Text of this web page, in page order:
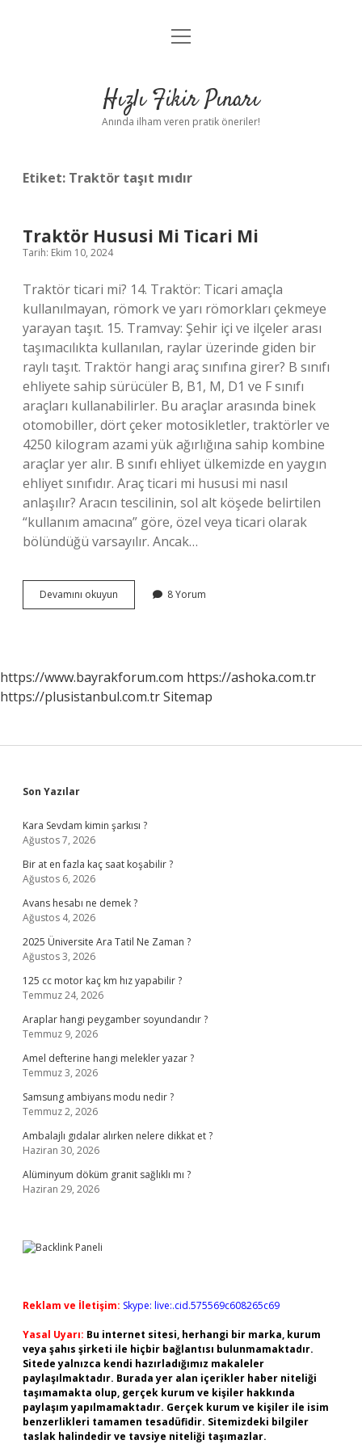
Anasayfa
Yasal Uyarı
menüyü
Hızlı Fikir Pınarı
Anında ilham veren pratik öneriler!
Etiket: Traktör taşıt mıdır
Traktör Hususi Mi Ticari Mi
Tarih: Ekim 10, 2024
Traktör ticari mi? 14. Traktör: Ticari amaçla
kullanılmayan, römork ve yarı römorkları çekmeye
yarayan taşıt. 15. Tramvay: Şehir içi ve ilçeler arası
taşımacılıkta kullanılan, raylar üzerinde giden bir
raylı taşıt. Traktör hangi araç sınıfına girer? B sınıfı
ehliyete sahip sürücüler B, B1, M, D1 ve F sınıfı
araçları kullanabilirler. Bu araçlar arasında binek
otomobiller, dört çeker motosikletler, traktörler ve
4250 kilogram azami yük ağırlığına sahip kombine
araçlar yer alır. B sınıfı ehliyet ülkemizde en yaygın
ehliyet sınıfıdır. Araç ticari mi hususi mi nasıl
anlaşılır? Aracın tescilinin, sol alt köşede belirtilen
“kullanım amacına” göre, özel veya ticari olarak
bölündüğü varsayılır. Ancak…
Devamını okuyun
Hususi
8 Yorum
https://www.bayrakforum.com https://ashoka.com.tr
https://plusistanbul.com.trSitemap
Sidebar
Son Yazılar
Kara Sevdam kimin şarkısı ?
Ağustos 7, 2026
Bir at en fazla kaç saat koşabilir ?
Ağustos 6, 2026
Avans hesabı ne demek ?
Ağustos 4, 2026
2025 Üniversite Ara Tatil Ne Zaman ?
Ağustos 3, 2026
125 cc motor kaç km hız yapabilir ?
Temmuz 24, 2026
Araplar hangi peygamber soyundandır ?
Temmuz 9, 2026
Amel defterine hangi melekler yazar ?
Temmuz 3, 2026
Samsung ambiyans modu nedir ?
Temmuz 2, 2026
Ambalajlı gıdalar alırken nelere dikkat et ?
Haziran 30, 2026
Alüminyum döküm granit sağlıklı mı ?
Haziran 29, 2026
Reklam ve İletişim: Skype: live:.cid.575569c608265c69
Yasal Uyarı: Bu internet sitesi, herhangi bir marka, kurum
veya şahıs şirketi ile hiçbir bağlantısı bulunmamaktadır.
Sitede yalnızca kendi hazırladığımız makaleler
paylaşılmaktadır. Burada yer alan içerikler haber niteliği
taşımamakta olup, gerçek kurum ve kişiler hakkında
paylaşım yapılmamaktadır. Gerçek kurum ve kişiler ile isim
benzerlikleri tamamen tesadüfidir. Sitemizdeki bilgiler
taslak halindedir ve tavsiye niteliği taşımazlar.